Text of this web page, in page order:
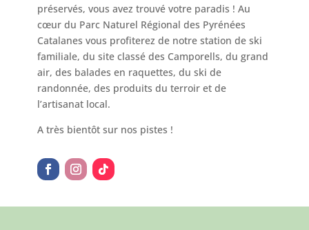
préservés, vous avez trouvé votre paradis ! Au
cœur du Parc Naturel Régional des Pyrénées
Catalanes vous profiterez de notre station de ski
familiale, du site classé des Camporells, du grand
air, des balades en raquettes, du ski de
randonnée, des produits du terroir et de
l’artisanat local.
A très bientôt sur nos pistes !